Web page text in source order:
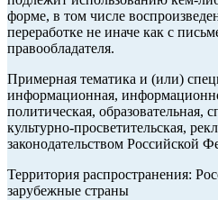
форме, в том числе
переработке не иначе как с
правообладателя.
Примерная тематика и (или)
информационная,
политическая, образовательная,
культурно-просветительская,
законодательством Российской
Территория распространения:
зарубежные страны